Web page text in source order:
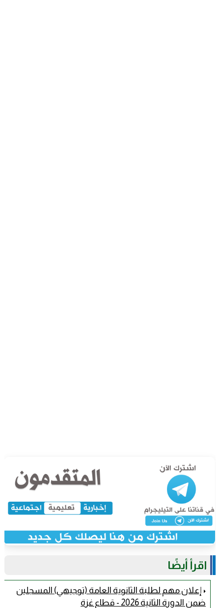
اقرأ أيضًا
إعلان مهم لطلبة الثانوية العامة (توجيهي) المسجلين
ضمن الدورة الثانية 2026 - قطاع غزة